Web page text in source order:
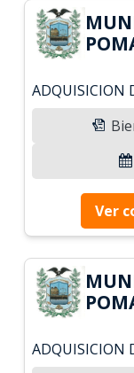
ADQUISICION
Ver
ADQUISICION